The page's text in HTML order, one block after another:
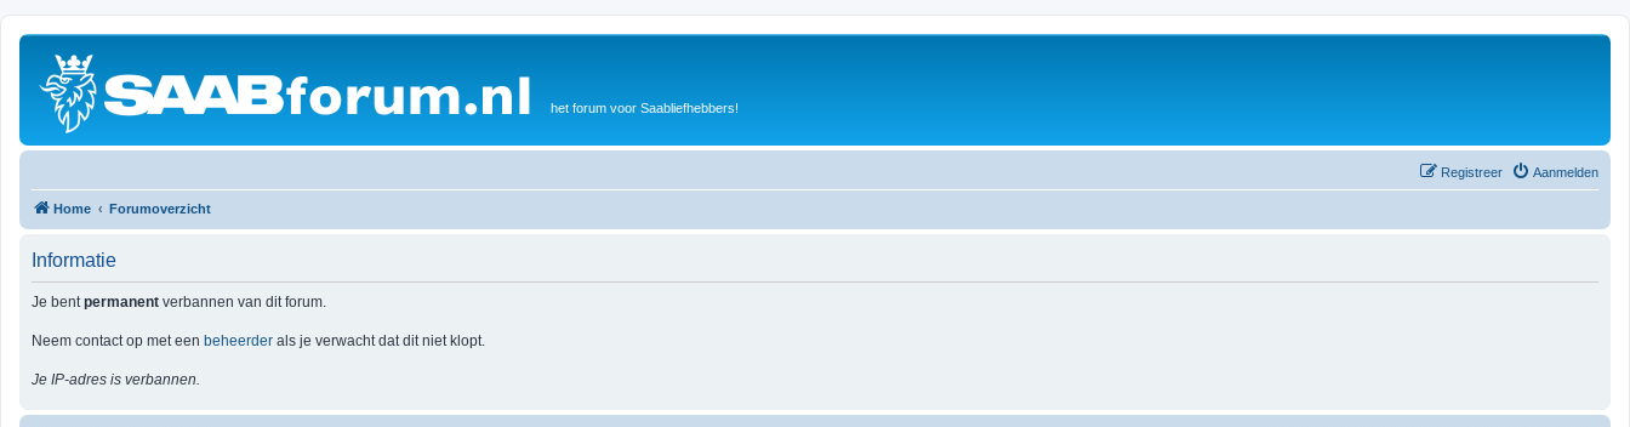
het forum voor Saabliefhebbers!
Aanmelden
Registreer
Home Forumoverzicht
Informatie
Je bentpermanent verbannen van dit forum.
Neem contact op met een beheerder als je verwacht dat dit niet klopt.
Je IP-adres is verbannen.